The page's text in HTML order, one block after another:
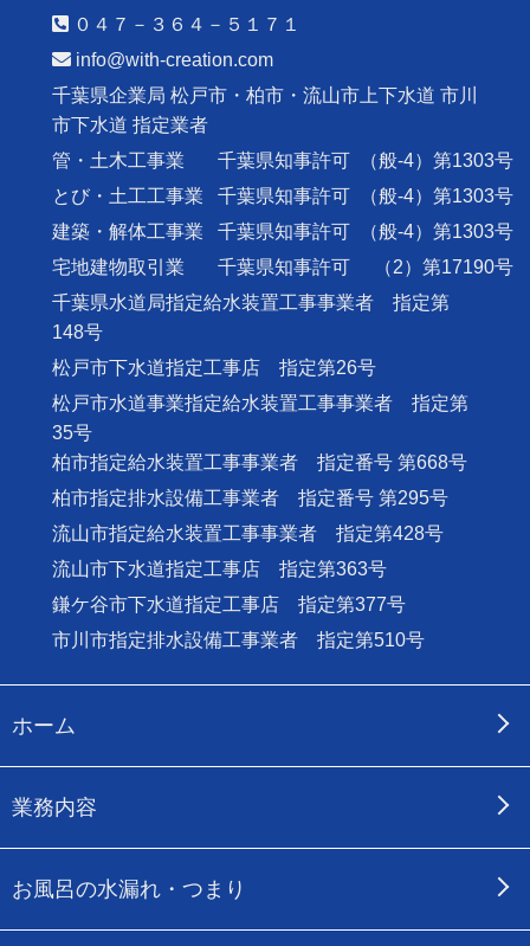
０４７－３６４－５１７１
info@with-creation.com
千葉県企業局 松戸市・柏市・流山市上下水道 市川
市下水道 指定業者
管・土木工事業
千葉県知事許可
（般-4）第1303号
とび・土工工事業
千葉県知事許可
（般-4）第1303号
建築・解体工事業
千葉県知事許可
（般-4）第1303号
宅地建物取引業
千葉県知事許可
（2）第17190号
千葉県水道局指定給水装置工事事業者 指定第
148号
松戸市下水道指定工事店 指定第26号
松戸市水道事業指定給水装置工事事業者 指定第
35号
柏市指定給水装置工事事業者 指定番号 第668号
柏市指定排水設備工事業者 指定番号 第295号
流山市指定給水装置工事事業者 指定第428号
流山市下水道指定工事店 指定第363号
鎌ケ谷市下水道指定工事店 指定第377号
市川市指定排水設備工事業者 指定第510号
ホーム
業務内容
お風呂の水漏れ・つまり